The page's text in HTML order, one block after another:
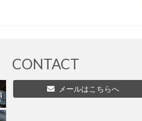
CONTACT
メールはこちらへ